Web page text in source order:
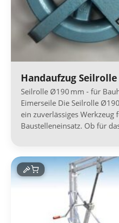
Handaufzug
Seilrolle Ø190 mm - für
Eimerseile Die Seilrolle
ein zuverlässiges Werkzeug
Baustelleneinsatz. Ob für